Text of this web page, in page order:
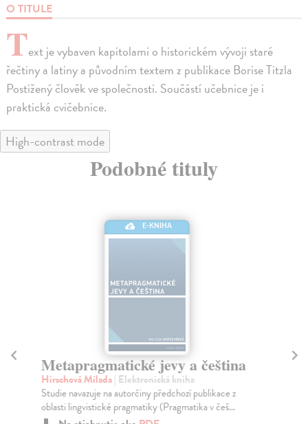
O TITULE
Text je vybaven kapitolami o historickém vývoji staré
řečtiny a latiny a původním textem z publikace Borise Titzla
Postižený člověk ve společnosti. Součástí učebnice je i
praktická cvičebnice.
High-contrast mode
Podobné tituly
E-KNIHA
Metapragmatické jevy a čeština
Hirschová Milada| Elektronická kniha
Studie navazuje na autorčiny předchozí publikace z
oblasti lingvistické pragmatiky (Pragmatika v češ...